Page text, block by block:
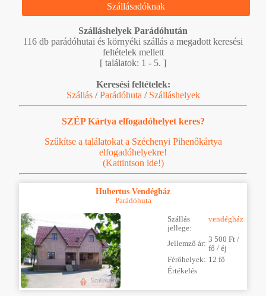
Szállásadóknak
Szálláshelyek Parádóhután
116 db parádóhutai és környéki szállás a megadott keresési
feltételek mellett
[ találatok: 1 - 5. ]
Keresési feltételek:
Szállás/Parádóhuta / Szálláshelyek
SZÉP Kártya elfogadóhelyet keres?
Szűkítse a találatokat a Széchenyi Pihenőkártya
elfogadóhelyekre!
(Kattintson ide!)
Hubertus Vendégház
Parádóhuta
Szállás
jellege:
vendégház
Jellemző ár: 3 500 Ft /
fő / éj
Férőhelyek: 12 fő
Értékelés